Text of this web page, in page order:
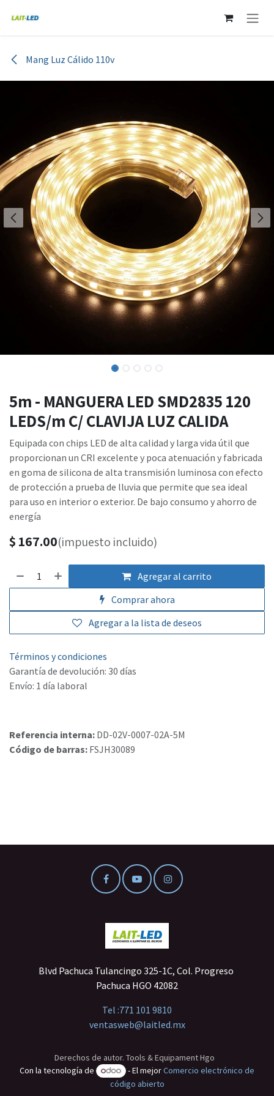
Mang Luz Cálido 110v
5m - MANGUERA LED SMD2835 120
LEDS/m C/ CLAVIJA LUZ CALIDA
Equipada con chips LED de alta calidad y larga vida útil que
proporcionan un CRI excelente y poca atenuación y fabricada
en goma de silicona de alta transmisión luminosa con efecto
de protección a prueba de lluvia que permite que sea ideal
para uso en interior o exterior. De bajo consumo y ahorro de
energía
$ 167.00(impuesto incluido)
Agregar al carrito
Comprar ahora
Agregar a la lista de deseos
Términos y condiciones
Garantía de devolución: 30 días
Envío: 1 día laboral
Referencia interna: DD-02V-0007-02A-5M
Código de barras: FSJH30089
Blvd Pachuca Tulancingo 325-1C, Col. Progreso
Pachuca HGO 42082
Tel :771 101 9810
ventasweb@laitled.mx
Derechos de autor. Tools & Equipament Hgo
Con la tecnología de
- El mejorComercio electrónico de
código abierto